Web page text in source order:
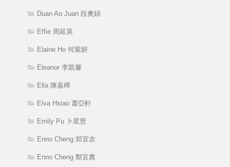
Duan Ao Juan 段奧娟
Effie 周延英
Elaine Ho 何紫妍
Eleanor 李凱馨
Ella 陳嘉樺
Elva Hsiao 蕭亞軒
Emily Pu 卜星慧
Enno Cheng 郑宜农
Enno Cheng 鄭宜農